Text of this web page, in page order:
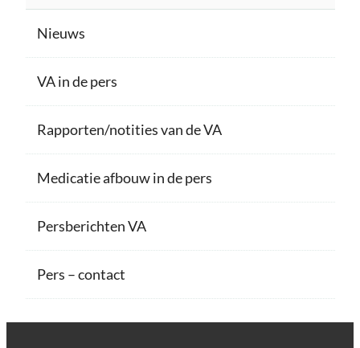
Nieuws
VA in de pers
Rapporten/notities van de VA
Medicatie afbouw in de pers
Persberichten VA
Pers – contact